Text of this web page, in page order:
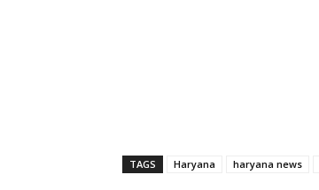
TAGS Haryana haryana news